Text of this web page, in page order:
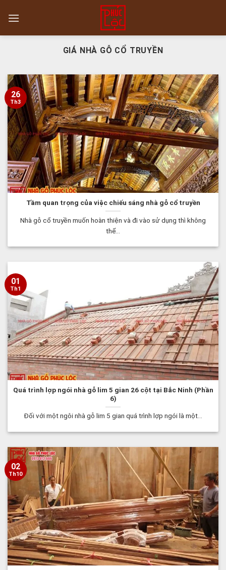
GIÁ NHÀ GỖ CỔ TRUYỀN
Tầm quan trọng của việc chiếu sáng nhà gỗ cổ truyền
Nhà gỗ cổ truyền muốn hoàn thiện và đi vào sử dụng thì không
thể...
26
Th3
Quá trình lợp ngói nhà gỗ lim 5 gian 26 cột tại Bắc Ninh (Phần
6)
Đối với một ngôi nhà gỗ lim 5 gian quá trình lợp ngói là một...
01
Th1
02
Th10